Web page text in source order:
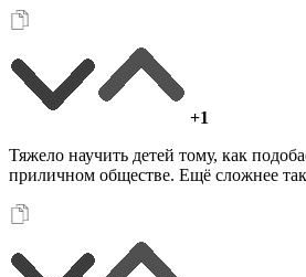
+1
Тяжело научить детей тому, как
приличном обществе. Ещё сложнее